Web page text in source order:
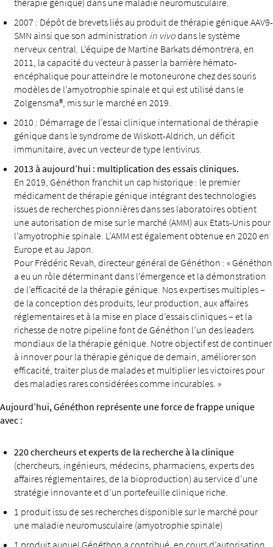
thérapie génique) dans une maladie neuromusculaire.
2007 : Dépôt de brevets liés au produit de thérapie génique AAV9-
SMN ainsi que son administration in vivodans le système
nerveux central. L’équipe de Martine Barkats démontrera, en
2011, la capacité du vecteur à passer la barrière hémato-
encéphalique pour atteindre le motoneurone chez des souris
modèles de l’amyotrophie spinale et qui est utilisé dans le
Zolgensma®, mis sur le marché en 2019.
2010 : Démarrage de l’essai clinique international de thérapie
génique dans le syndrome de Wiskott-Aldrich, un déficit
immunitaire, avec un vecteur de type lentivirus.
2013 à aujourd’hui : multiplication des essais cliniques.
En 2019, Généthon franchit un cap historique : le premier
médicament de thérapie génique intégrant des technologies
issues de recherches pionnières dans ses laboratoires obtient
une autorisation de mise sur le marché (AMM) aux Etats-Unis pour
l’amyotrophie spinale. L’AMM est également obtenue en 2020 en
Europe et au Japon.
Pour Frédéric Revah, directeur général de Généthon : « Généthon
a eu un rôle déterminant dans l’émergence et la démonstration
de l’efficacité de la thérapie génique. Nos expertises multiples –
de la conception des produits, leur production, aux affaires
réglementaires et à la mise en place d’essais cliniques – et la
richesse de notre pipeline font de Généthon l’un des leaders
mondiaux de la thérapie génique. Notre objectif est de continuer
à innover pour la thérapie génique de demain, améliorer son
efficacité, traiter plus de malades et multiplier les victoires pour
des maladies rares considérées comme incurables. »
Aujourd’hui, Généthon représente une force de frappe unique
avec :
220 chercheurs et experts de la recherche à la clinique
(chercheurs, ingénieurs, médecins, pharmaciens, experts des
affaires réglementaires, de la bioproduction) au service d’une
stratégie innovante et d’un portefeuille clinique riche.
1 produit issu de ses recherches disponible sur le marché pour
une maladie neuromusculaire (amyotrophie spinale)
1 produit auquel Généthon a contribué, en cours d’autorisation,